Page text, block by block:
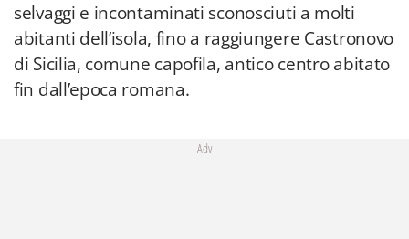
selvaggi e incontaminati sconosciuti a molti
abitanti dell’isola, fino a raggiungere Castronovo
di Sicilia, comune capofila, antico centro abitato
fin dall’epoca romana.
Adv